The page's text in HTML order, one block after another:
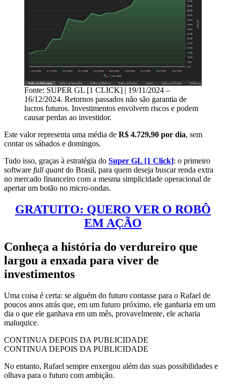
Fonte: SUPER GL [1 CLICK] | 19/11/2024 –
16/12/2024. Retornos passados não são garantia de
lucros futuros. Investimentos envolvem riscos e podem
causar perdas ao investidor.
Este valor representa uma média de R$ 4.729,90 por dia, sem
contar os sábados e domingos.
Tudo isso, graças à estratégia do Super GL [1 Click]: o primeiro
software full quantdo Brasil, para quem deseja buscar renda extra
no mercado financeiro com a mesma simplicidade operacional de
apertar um botão no micro-ondas.
GRATUITO: QUERO VER O ROBÔ
EM AÇÃO
Conheça a história do verdureiro que
largou a enxada para viver de
investimentos
Uma coisa é certa: se alguém do futuro contasse para o Rafael de
poucos anos atrás que, em um futuro próximo, ele ganharia em um
dia o que ele ganhava em um mês, provavelmente, ele acharia
maluquice.
CONTINUA DEPOIS DA PUBLICIDADE
CONTINUA DEPOIS DA PUBLICIDADE
No entanto, Rafael sempre enxergou além das suas possibilidades e
olhava para o futuro com ambição.